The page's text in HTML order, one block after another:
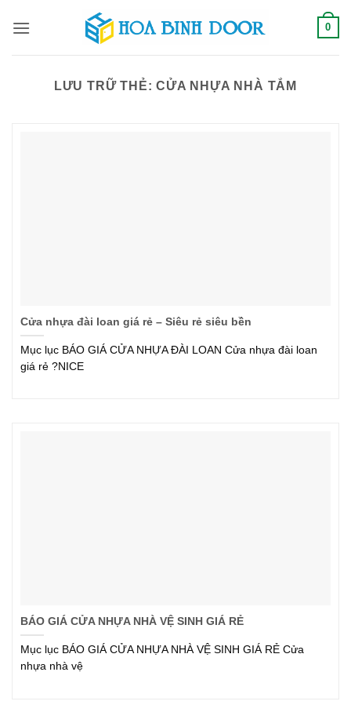
qua
0
LƯU TRỮ THẺ:CỬA NHỰA NHÀ TẮM
Cửa nhựa đài loan giá rẻ – Siêu rẻ siêu bền
Mục lục BÁO GIÁ CỬA NHỰA ĐÀI LOAN Cửa nhựa đài loan
giá rẻ ?NICE
BÁO GIÁ CỬA NHỰA NHÀ VỆ SINH GIÁ RẺ
Mục lục BÁO GIÁ CỬA NHỰA NHÀ VỆ SINH GIÁ RẺ Cửa
nhựa nhà vệ